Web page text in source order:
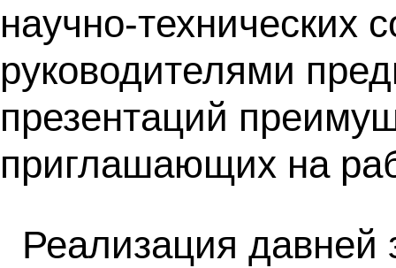
научно-технических
руководителями
презентаций
приглашающих на
Реализация давней